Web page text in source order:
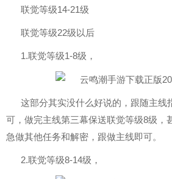
联觉等级14-21级
联觉等级22级以后
1.联觉等级1-8级，
这部分其实没什么好说的，跟随主线
可，做完主线第三幕保送联觉等级8级，
急做其他任务和解密，跟做主线即可。
2.联觉等级8-14级，